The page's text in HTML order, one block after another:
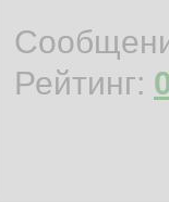
Рейтинг: